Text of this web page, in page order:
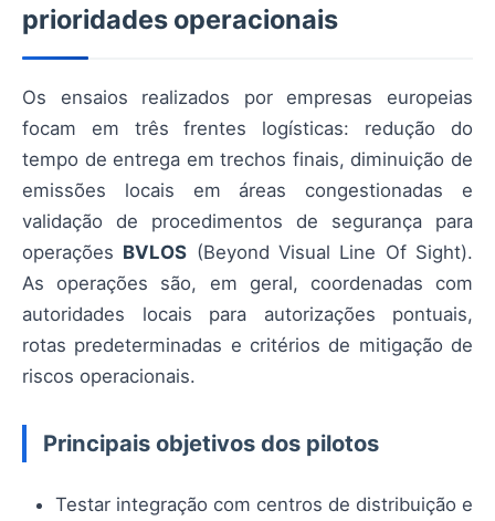
prioridades operacionais
Os ensaios realizados por empresas europeias
focam em três frentes logísticas: redução do
tempo de entrega em trechos finais, diminuição de
emissões locais em áreas congestionadas e
validação de procedimentos de segurança para
operações BVLOS (Beyond Visual Line Of Sight).
As operações são, em geral, coordenadas com
autoridades locais para autorizações pontuais,
rotas predeterminadas e critérios de mitigação de
riscos operacionais.
Principais objetivos dos pilotos
Testar integração com centros de distribuição e